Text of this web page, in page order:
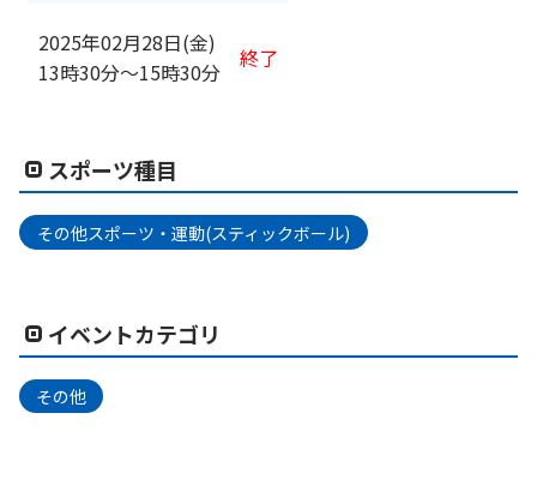
2025年02月28日(金)
13時30分〜15時30分
終了
スポーツ種目
その他スポーツ・運動(スティックボール)
イベントカテゴリ
その他